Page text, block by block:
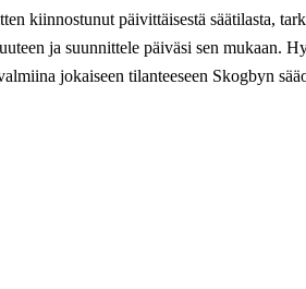
kiinnostunut päivittäisestä säätilasta,
ja suunnittele päiväsi sen mukaan.
jokaiseen tilanteeseen Skogbyn